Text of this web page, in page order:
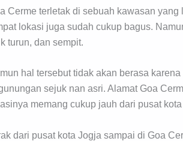
Cerme terletak di sebuah kawasan
lokasi juga sudah cukup bagus.
turun, dan sempit.
hal tersebut tidak akan berasa
sejuk nan asri. Alamat Goa
memang cukup jauh dari pusat
dari pusat kota Jogja sampai di Goa